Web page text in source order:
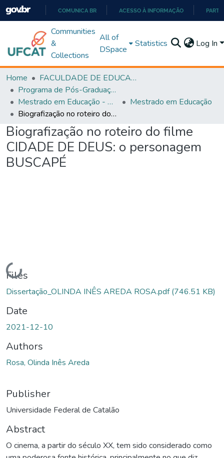
PARA
O
COMUNICA BR ACESSO À INFORMAÇÃO
Communities
&
Collections
All of
DSpace
Statistics Log In
Home
FACULDADE DE EDUCAÇÃO
Programa de Pós-Graduação em Educação (PPGEDUC)
Mestrado em Educação - PPGEDUC
Mestrado em Educação
Biografização no roteiro do filme CIDADE DE DEUS: o personagem BUSCAPÉ
Biografização no roteiro do filme
CIDADE DE DEUS: o personagem
BUSCAPÉ
Loading...
Files
Dissertação_OLINDA INÊS AREDA ROSA.pdf(746.51 KB)
Date
2021-12-10
Authors
Rosa, Olinda Inês Areda
Publisher
Universidade Federal de Catalão
Abstract
O cinema, a partir do século XX, tem sido considerado como